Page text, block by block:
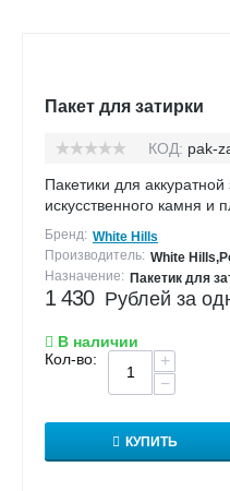
Пакет для затирки
КОД: pak-
Пакетики для
искусственного камня и
Бренд: White Hills
Производитель: White
Назначение: Пакетик для
1 430 Рублей за
В наличии
Кол-во:
+
−
КУПИТЬ